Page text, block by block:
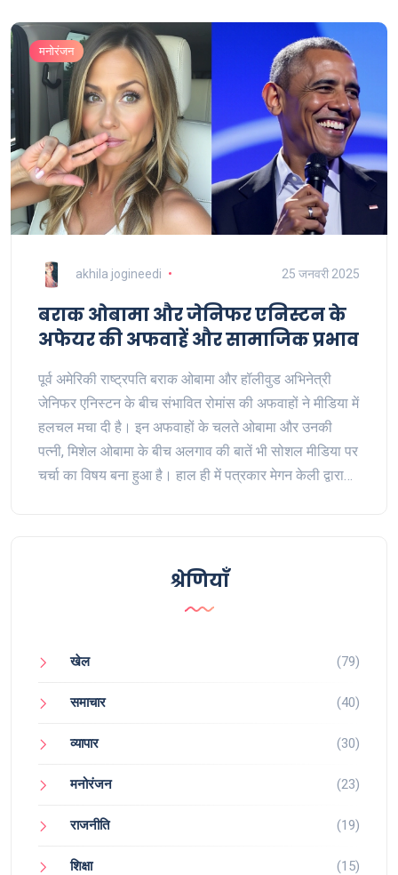
मनोरंजन
akhila jogineedi 25 जनवरी 2025
बराक ओबामा और जेनिफर एनिस्टन के
अफेयर की अफवाहें और सामाजिक प्रभाव
पूर्व अमेरिकी राष्ट्रपति बराक ओबामा और हॉलीवुड अभिनेत्री
जेनिफर एनिस्टन के बीच संभावित रोमांस की अफवाहों ने मीडिया में
हलचल मचा दी है। इन अफवाहों के चलते ओबामा और उनकी
पत्नी, मिशेल ओबामा के बीच अलगाव की बातें भी सोशल मीडिया पर
चर्चा का विषय बना हुआ है। हाल ही में पत्रकार मेगन केली द्वारा
श्रेणियाँ
खेल (79)
समाचार (40)
व्यापार (30)
मनोरंजन (23)
राजनीति (19)
शिक्षा (15)